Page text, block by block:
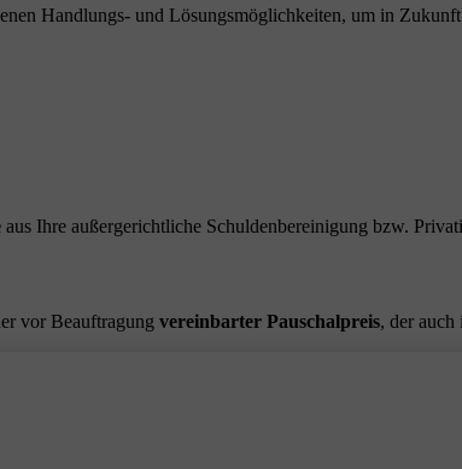
Handlungs- und Lösungsmöglichkeiten, um in
aus Ihre außergerichtliche Schuldenbereinigung bzw.
vor Beauftragung vereinbarter Pauschalpreis, der auch